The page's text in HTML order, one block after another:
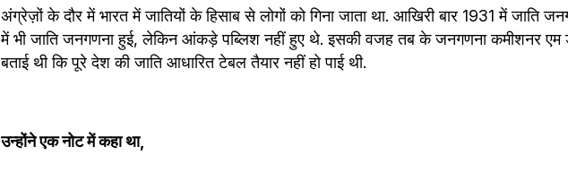
अंग्रेज़ों के दौर में भारत में जातियों के हिसाब से लोगों को गिना जाता था. आखिरी बार 1931 में जाति
में भी जाति जनगणना हुई, लेकिन आंकड़े पब्लिश नहीं हुए थे. इसकी वजह तब के जनगणना कमीशनर एम
बताई थी कि पूरे देश की जाति आधारित टेबल तैयार नहीं हो पाई थी.
उन्होंने एक नोट में कहा था,